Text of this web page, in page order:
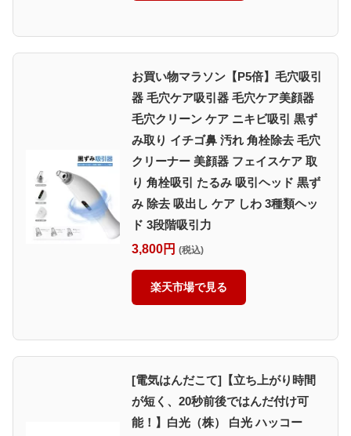
お買い物マラソン【P5倍】毛穴吸引
器 毛穴ケア吸引器 毛穴ケア美顔器
毛穴クリーン ケア ニキビ吸引 黒ず
み取り イチゴ鼻 汚れ 角栓除去 毛穴
クリーナー 美顔器 フェイスケア 取
り 角栓吸引 たるみ 吸引ヘッド 黒ず
み 除去 吸出し ケア しわ 3種類ヘッ
ド 3段階吸引力
3,800円 (税込)
楽天市場で見る
[電気はんだこて]【立ち上がり時間
が短く、20秒前後ではんだ付け可
能！】白光（株） 白光 ハッコー